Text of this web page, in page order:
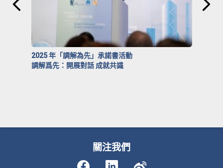
2025 年「調解為先」承諾書活動
調解爲先：開展對話 成就共識
關注我們